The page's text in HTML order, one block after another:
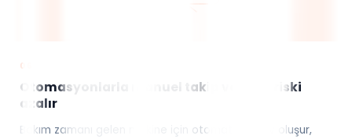
06
Otomasyonlarla manuel takip ve hata riski
azalır
Bakım zamanı gelen makine için otomatik görev oluşur,